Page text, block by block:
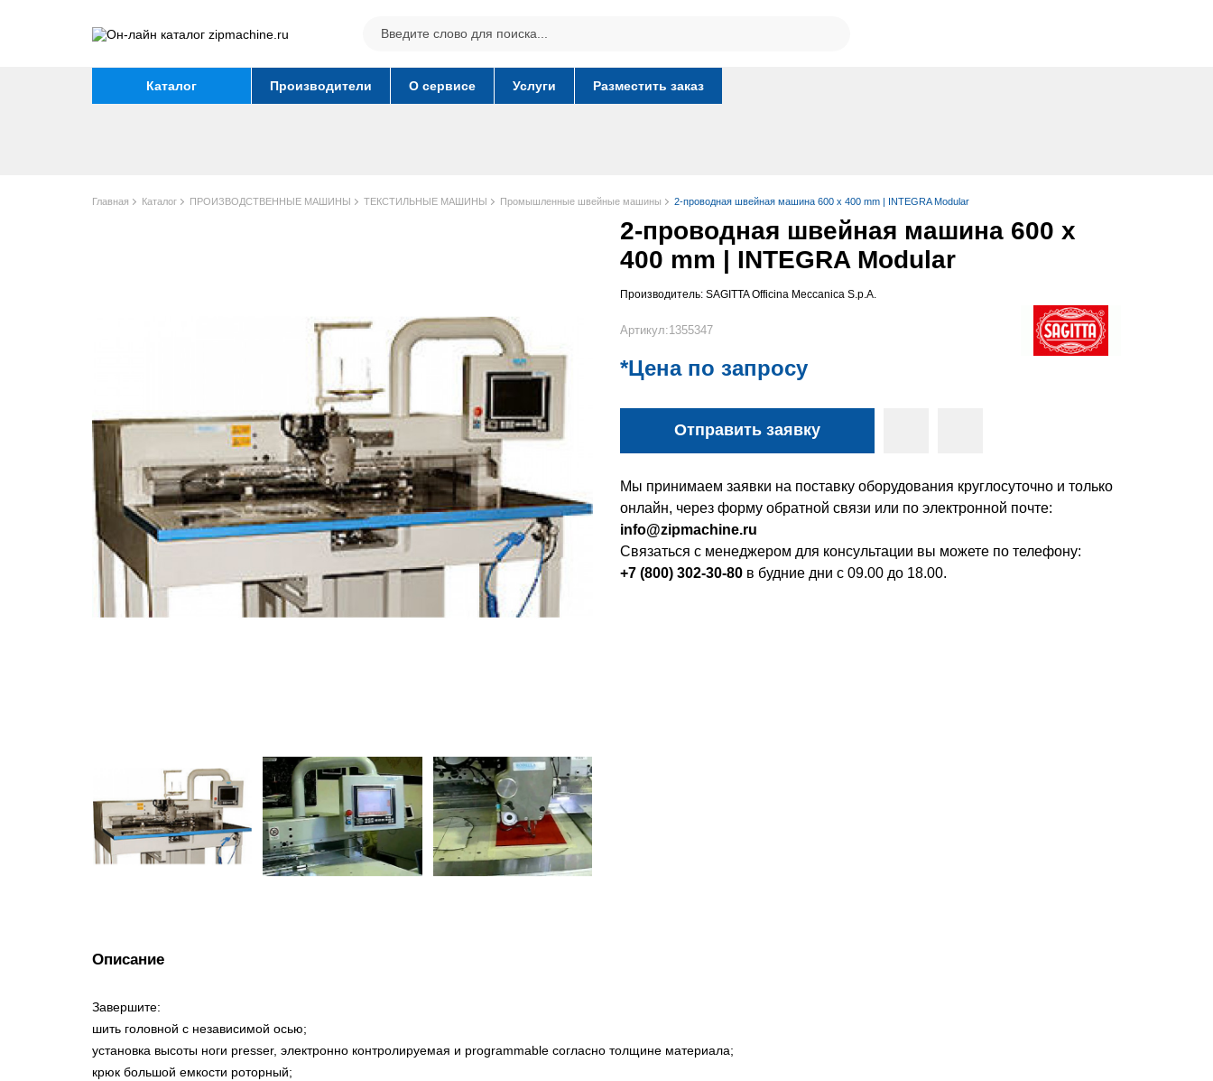
Каталог Производители О сервисе Услуги Разместить заказ
Главная Каталог ПРОИЗВОДСТВЕННЫЕ МАШИНЫ ТЕКСТИЛЬНЫЕ МАШИНЫ Промышленные швейные машины 2-проводная швейная машина 600 x 400 mm | INTEGRA Modular
2-проводная швейная машина 600 x
400 mm | INTEGRA Modular
Производитель: SAGITTA Officina Meccanica S.p.A.
Артикул:1355347
*Цена по запросу
Отправить заявку
Мы принимаем заявки на поставку оборудования круглосуточно и только
онлайн, через форму обратной связи или по электронной почте:
info@zipmachine.ru
Связаться с менеджером для консультации вы можете по телефону:
+7 (800) 302-30-80 в будние дни с 09.00 до 18.00.
Описание
Завершите:
шить головной с независимой осью;
установка высоты ноги presser, электронно контролируемая и programmable согласно толщине материала;
крюк большой емкости роторный;